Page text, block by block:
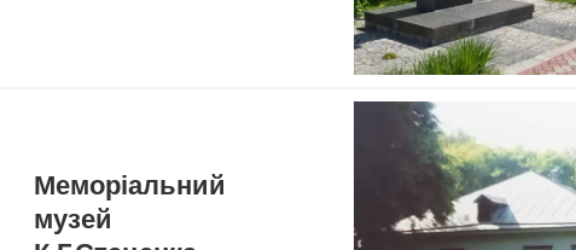
Меморіальний
музей